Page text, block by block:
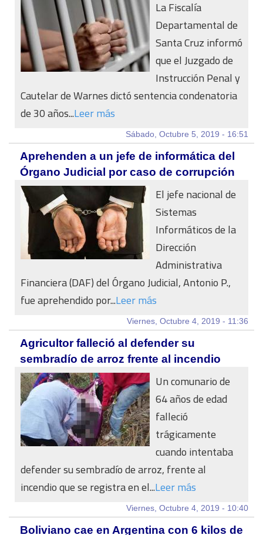
La Fiscalía
Departamental de
Santa Cruz informó
que el Juzgado de
Instrucción Penal y
Cautelar de Warnes dictó sentencia condenatoria
de 30 años...Leer más
Sábado, Octubre 5, 2019 - 16:51
Aprehenden a un jefe de informática del
Órgano Judicial por caso de corrupción
El jefe nacional de
Sistemas
Informáticos de la
Dirección
Administrativa
Financiera (DAF) del Órgano Judicial, Antonio P.,
fue aprehendido por...Leer más
Viernes, Octubre 4, 2019 - 11:36
Agricultor falleció al defender su
sembradío de arroz frente al incendio
Un comunario de
64 años de edad
falleció
trágicamente
cuando intentaba
defender su sembradío de arroz, frente al
incendio que se registra en el...Leer más
Viernes, Octubre 4, 2019 - 10:40
Boliviano cae en Argentina con 6 kilos de